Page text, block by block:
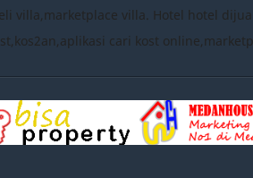
villa,marketplace villa. Hotel hotel
cari kost